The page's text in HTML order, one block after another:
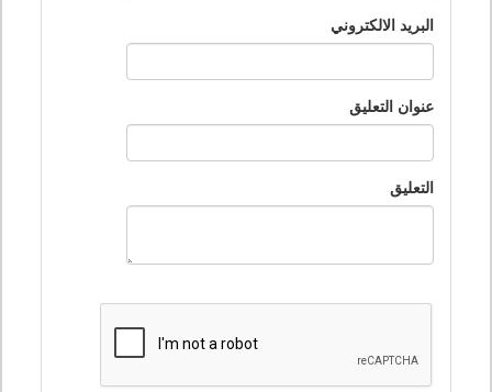
البريد الالكتروني
عنوان التعليق
التعليق